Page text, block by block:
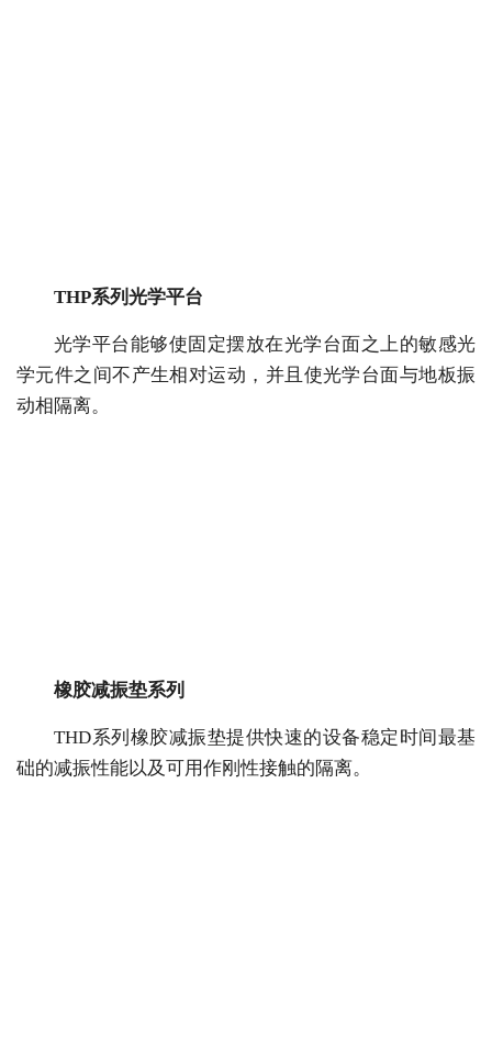
THP系列光学平台
光学平台能够使固定摆放在光学台面之上的敏感光
学元件之间不产生相对运动，并且使光学台面与地板振
动相隔离。
橡胶减振垫系列
THD系列橡胶减振垫提供快速的设备稳定时间最基
础的减振性能以及可用作刚性接触的隔离。